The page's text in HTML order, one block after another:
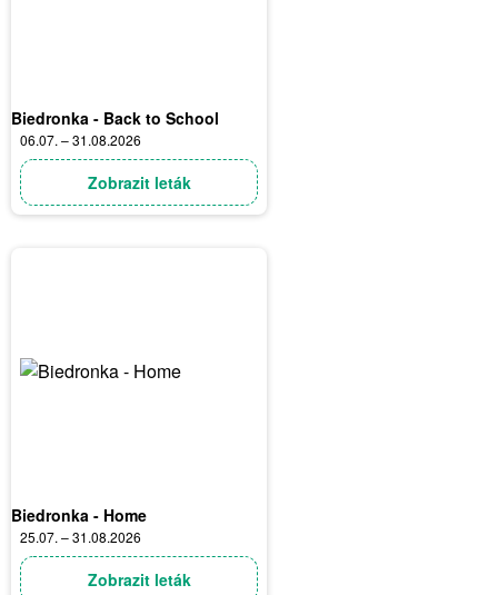
Biedronka - Back to School
06.07. – 31.08.2026
Zobrazit leták
Biedronka - Home
25.07. – 31.08.2026
Zobrazit leták